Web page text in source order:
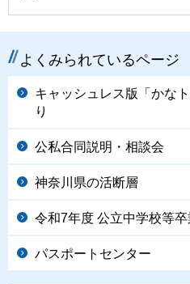
よくみられているページ
キャッシュレス版「かな
り
公私合同説明・相談会
神奈川県の活断層
令和7年度 公立中学校等
パスポートセンター